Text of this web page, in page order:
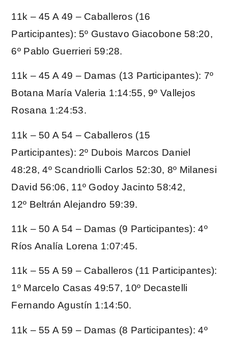
11k – 45 A 49 – Caballeros (16
Participantes): 5º Gustavo Giacobone 58:20,
6º Pablo Guerrieri 59:28.
11k – 45 A 49 – Damas (13 Participantes): 7º
Botana María Valeria 1:14:55, 9º Vallejos
Rosana 1:24:53.
11k – 50 A 54 – Caballeros (15
Participantes): 2º Dubois Marcos Daniel
48:28, 4º Scandriolli Carlos 52:30, 8º Milanesi
David 56:06, 11º Godoy Jacinto 58:42,
12º Beltrán Alejandro 59:39.
11k – 50 A 54 – Damas (9 Participantes): 4º
Ríos Analía Lorena 1:07:45.
11k – 55 A 59 – Caballeros (11 Participantes):
1º Marcelo Casas 49:57, 10º Decastelli
Fernando Agustín 1:14:50.
11k – 55 A 59 – Damas (8 Participantes): 4º